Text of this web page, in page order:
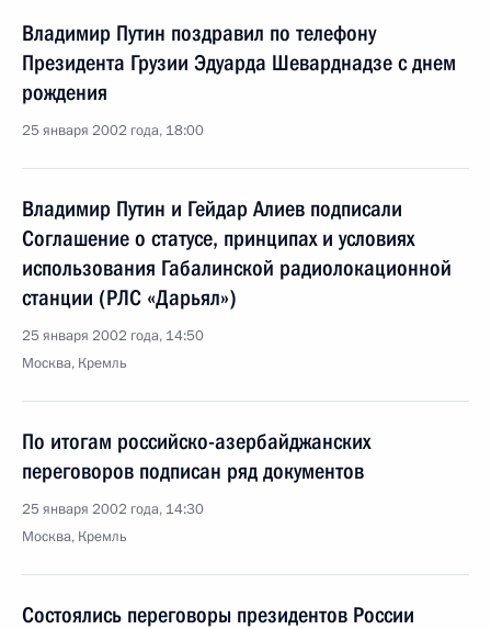
Владимир Путин поздравил по телефону
Президента Грузии Эдуарда Шеварднадзе с днем
рождения
25 января 2002 года, 18:00
Владимир Путин и Гейдар Алиев подписали
Соглашение о статусе, принципах и условиях
использования Габалинской радиолокационной
станции (РЛС «Дарьял»)
25 января 2002 года, 14:50
Москва, Кремль
По итогам российско-азербайджанских
переговоров подписан ряд документов
25 января 2002 года, 14:30
Москва, Кремль
Состоялись переговоры президентов России